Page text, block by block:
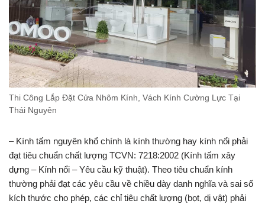
Thi Công Lắp Đặt Cửa Nhôm Kính, Vách Kính Cường Lực Tại
Thái Nguyên
– Kính tấm nguyên khổ chính là kính thường hay kính nổi phải
đạt tiêu chuẩn chất lượng TCVN: 7218:2002 (Kính tấm xây
dựng – Kính nổi – Yêu cầu kỹ thuật). Theo tiêu chuẩn kính
thường phải đạt các yêu cầu về chiều dày danh nghĩa và sai số
kích thước cho phép, các chỉ tiêu chất lượng (bọt, dị vật) phải